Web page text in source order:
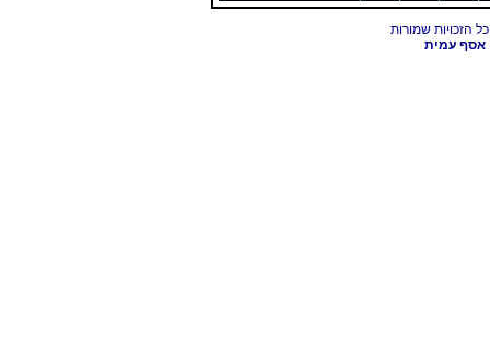
אסף עמית